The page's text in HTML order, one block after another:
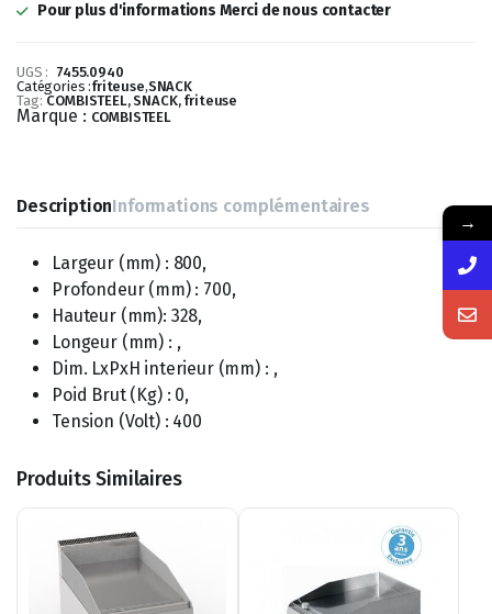
Pour plus d'informations Merci de nous contacter
UGS : 7455.0940
Catégories :friteuse,SNACK
Tag: COMBISTEEL, SNACK, friteuse
Marque : COMBISTEEL
DescriptionInformations complémentaires
Largeur (mm) : 800,
Profondeur (mm) : 700,
Hauteur (mm): 328,
Longeur (mm) : ,
Dim. LxPxH interieur (mm) : ,
Poid Brut (Kg) : 0,
Tension (Volt) : 400
Produits Similaires
→